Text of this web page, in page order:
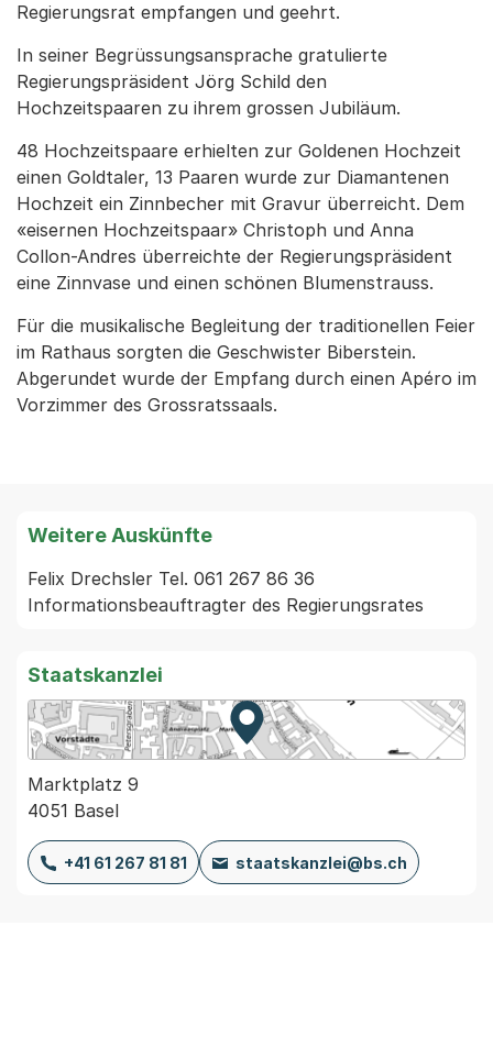
Regierungsrat empfangen und geehrt.
In seiner Begrüssungsansprache gratulierte
Regierungspräsident Jörg Schild den
Hochzeitspaaren zu ihrem grossen Jubiläum.
48 Hochzeitspaare erhielten zur Goldenen Hochzeit
einen Goldtaler, 13 Paaren wurde zur Diamantenen
Hochzeit ein Zinnbecher mit Gravur überreicht. Dem
«eisernen Hochzeitspaar» Christoph und Anna
Collon-Andres überreichte der Regierungspräsident
eine Zinnvase und einen schönen Blumenstrauss.
Für die musikalische Begleitung der traditionellen Feier
im Rathaus sorgten die Geschwister Biberstein.
Abgerundet wurde der Empfang durch einen Apéro im
Vorzimmer des Grossratssaals.
Weitere Auskünfte
Felix Drechsler Tel. 061 267 86 36
Informationsbeauftragter des Regierungsrates
Staatskanzlei
Zur Karte von MapBS.
Externer Link, wird in einem
Marktplatz 9
4051 Basel
+41 61 267 81 81 staatskanzlei@bs.ch